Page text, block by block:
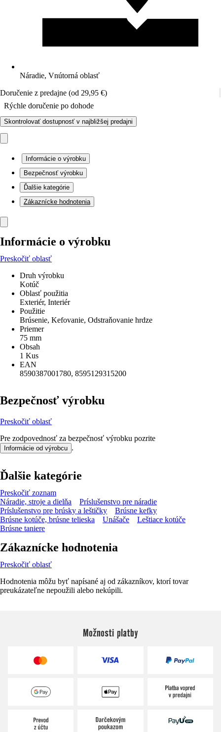
Náradie, Vnútorná oblasť
Doručenie z predajne (od 29,95 €)
Rýchle doručenie po dohode
Skontrolovať dostupnosť v najbližšej predajni
Informácie o výrobku
Bezpečnosť výrobku
Ďalšie kategórie
Zákaznícke hodnotenia
Informácie o výrobku
Preskočiť oblasť
Druh výrobku
Kotúč
Oblasť použitia
Exteriér, Interiér
Použitie
Brúsenie, Kefovanie, Odstraňovanie hrdze
Priemer
75 mm
Obsah
1 Kus
EAN
8590387001780, 8595129315200
Bezpečnosť výrobku
Preskočiť oblasť
Pre zodpovednosť za bezpečnosť výrobku pozrite
Informácie od výrobcu .
Ďalšie kategórie
Preskočiť zoznam
Náradie, stroje a dielňa
Príslušenstvo pre náradie
Príslušenstvo pre brúsky a leštičky
Brúsne kefky
Brúsne kotúče, brúsne telieska
Unášače
Leštiace kotúče
Brúsne taniere
Zákaznícke hodnotenia
Preskočiť oblasť
Hodnotenia môžu byť napísané aj od zákazníkov, ktorí tovar
preukázateľne nepoužili alebo nekúpili.
Možnosti platby